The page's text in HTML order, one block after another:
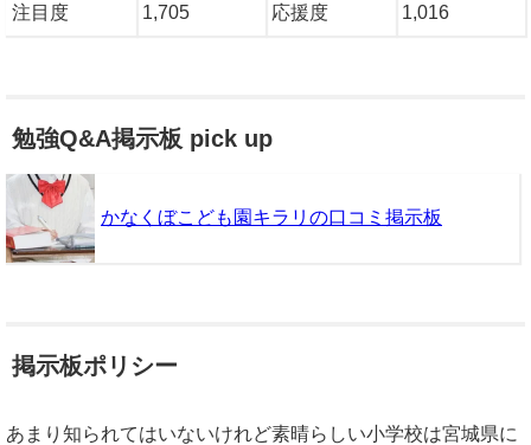
注目度 1,705 応援度 1,016
勉強Q&A掲示板 pick up
かなくぼこども園キラリの口コミ掲示板
掲示板ポリシー
あまり知られてはいないけれど素晴らしい小学校は宮城県に